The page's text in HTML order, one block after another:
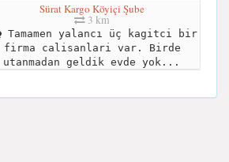
Sürat Kargo Köyiçi Şube
3 km
Tamamen yalancı üç kagitci bir
firma calisanlari var. Birde
utanmadan geldik evde yok...